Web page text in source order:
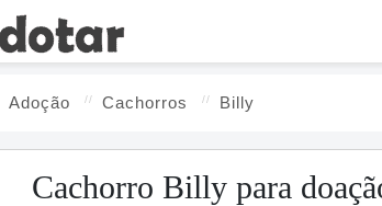
Adoção Cachorros Billy
Cachorro Billy para